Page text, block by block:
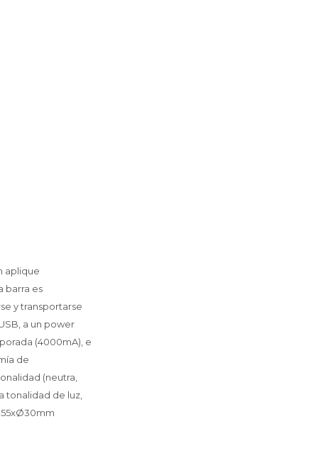
aplique
barra es
y transportarse
a un power
(4000mA), e
de
(neutra,
tonalidad de luz,